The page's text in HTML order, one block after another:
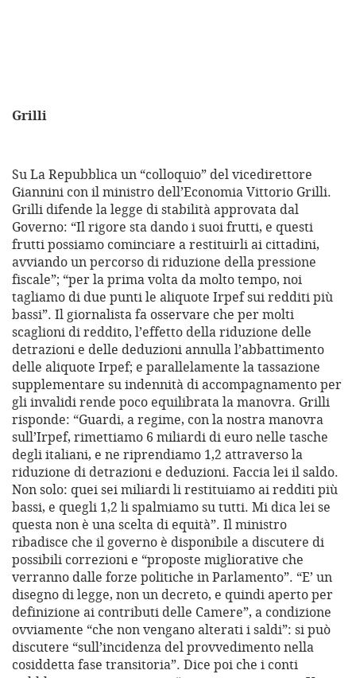
Grilli
Su La Repubblica un “colloquio” del vicedirettore
Giannini con il ministro dell’Economia Vittorio Grilli.
Grilli difende la legge di stabilità approvata dal
Governo: “Il rigore sta dando i suoi frutti, e questi
frutti possiamo cominciare a restituirli ai cittadini,
avviando un percorso di riduzione della pressione
fiscale”; “per la prima volta da molto tempo, noi
tagliamo di due punti le aliquote Irpef sui redditi più
bassi”. Il giornalista fa osservare che per molti
scaglioni di reddito, l’effetto della riduzione delle
detrazioni e delle deduzioni annulla l’abbattimento
delle aliquote Irpef; e parallelamente la tassazione
supplementare su indennità di accompagnamento per
gli invalidi rende poco equilibrata la manovra. Grilli
risponde: “Guardi, a regime, con la nostra manovra
sull’Irpef, rimettiamo 6 miliardi di euro nelle tasche
degli italiani, e ne riprendiamo 1,2 attraverso la
riduzione di detrazioni e deduzioni. Faccia lei il saldo.
Non solo: quei sei miliardi li restituiamo ai redditi più
bassi, e quegli 1,2 li spalmiamo su tutti. Mi dica lei se
questa non è una scelta di equità”. Il ministro
ribadisce che il governo è disponibile a discutere di
possibili correzioni e “proposte migliorative che
verranno dalle forze politiche in Parlamento”. “E’ un
disegno di legge, non un decreto, e quindi aperto per
definizione ai contributi delle Camere”, a condizione
ovviamente “che non vengano alterati i saldi”: si può
discutere “sull’incidenza del provvedimento nella
cosiddetta fase transitoria”. Dice poi che i conti